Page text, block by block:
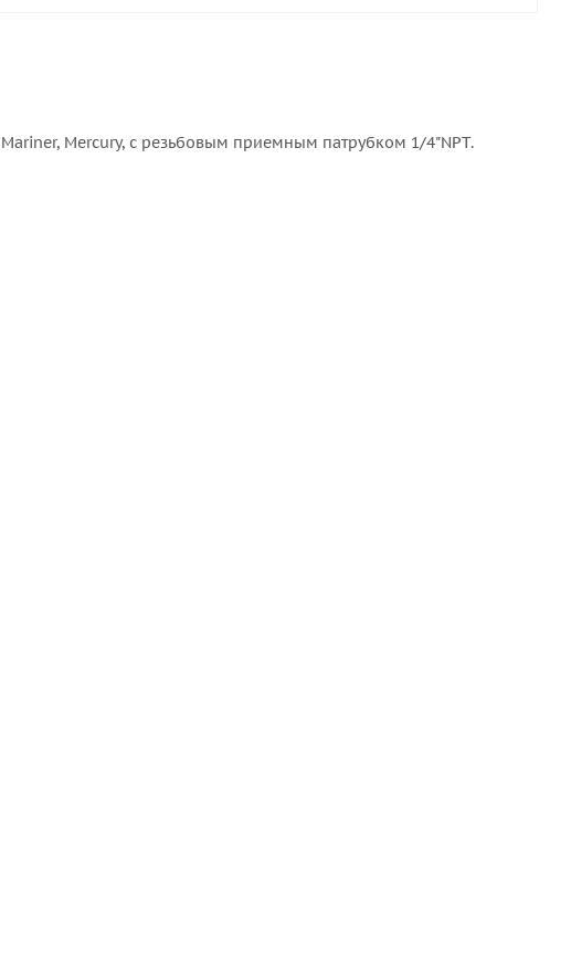
Mercury, с резьбовым приемным патрубком 1/4"NPT.